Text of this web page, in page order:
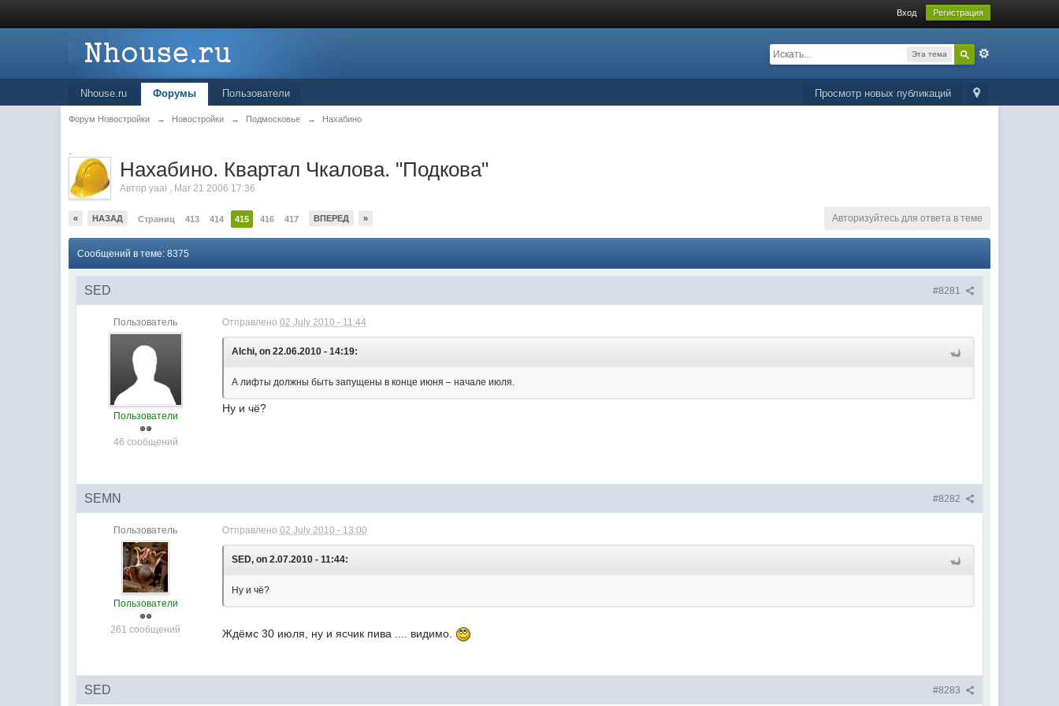
Вход Регистрация
Эта тема
Просмотр новых публикаций
Nhouse.ru Форумы Пользователи
Форум Новостройки → Новостройки → Подмосковье → Нахабино
.
Нахабино. Квартал Чкалова. "Подкова"
Авторyaal , Mar 21 2006 17:36
« НАЗАД Страниц 413 414 415 416 417 ВПЕРЕД » Авторизуйтесь для ответа в теме
Сообщений в теме: 8375
#8281
SED
Пользователь
Пользователи
46 сообщений
Отправлено02 July 2010 - 11:44
Alchi, on 22.06.2010 - 14:19:
А лифты должны быть запущены в конце июня – начале июля.
Ну и чё?
#8282
SEMN
Пользователь
Пользователи
261 сообщений
Отправлено02 July 2010 - 13:00
SED, on 2.07.2010 - 11:44:
Ну и чё?
Ждёмс 30 июля, ну и ясчик пива .... видимо.
#8283
SED